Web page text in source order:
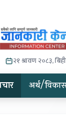
२१ श्रावण २०८३,
अर्थ/